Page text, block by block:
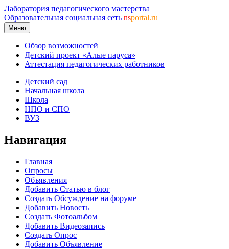
Лаборатория педагогического мастерства
Образовательная социальная сеть nsportal.ru
Меню
Обзор возможностей
Детский проект «Алые паруса»
Аттестация педагогических работников
Детский сад
Начальная школа
Школа
НПО и СПО
ВУЗ
Навигация
Главная
Опросы
Объявления
Добавить Статью в блог
Создать Обсуждение на форуме
Добавить Новость
Создать Фотоальбом
Добавить Видеозапись
Создать Опрос
Добавить Объявление